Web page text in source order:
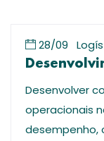
28/09
Desenvolver
operacionais
desempenho,